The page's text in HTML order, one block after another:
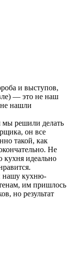
и выступов,
— это не наш
нашли
мы решили делать
он все
такой, как
Не
кухня идеально
нашу кухню-
им пришлось
но результат